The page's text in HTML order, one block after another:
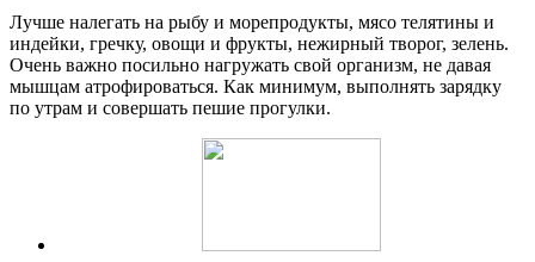
Лучше налегать на рыбу и морепродукты, мясо телятины и
индейки, гречку, овощи и фрукты, нежирный творог, зелень.
Очень важно посильно нагружать свой организм, не давая
мышцам атрофироваться. Как минимум, выполнять зарядку
по утрам и совершать пешие прогулки.